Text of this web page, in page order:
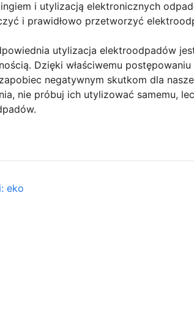
i utylizacją elektronicznych
i prawidłowo przetworzyć
utylizacja elektroodpadów
Dzięki właściwemu
negatywnym skutkom dla
nie próbuj ich utylizować samemu,
eko